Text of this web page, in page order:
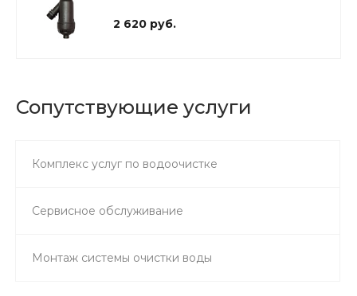
2 620 руб.
Сопутствующие услуги
Комплекс услуг по водоочистке
Сервисное обслуживание
Монтаж системы очистки воды